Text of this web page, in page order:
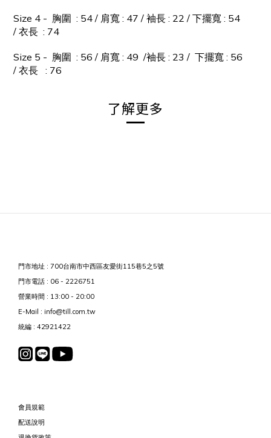
Size 4 - 胸圍 : 54 / 肩寬 : 47 / 袖長 : 22 / 下擺寬 : 54
/ 衣長 : 74
Size 5 - 胸圍 : 56 / 肩寬 : 49 /袖長 : 23 / 下擺寬 : 56
/ 衣長 : 76
了解更多
門市地址 : 700台南市中西區友愛街115巷5之5號
門市電話 : 06 - 2226751
營業時間 : 13:00 - 20:00
E-Mail : info@till.com.tw
統編 : 42921422
會員規範
配送說明